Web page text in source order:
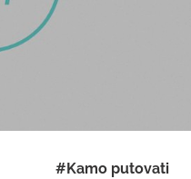
#Kamo putovati